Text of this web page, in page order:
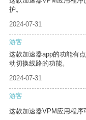
护。
2024-07-31
游客
这款加速器app的功能有
动切换线路的功能。
2024-07-31
游客
这款加速器VPM应用程序